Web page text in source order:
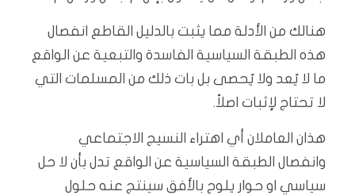
هنالك من الأدلة مما يثبت بالدليل القاطع انفصال
هذه الطبقة السياسية الفاسدة والتبعية عن الواقع
ما لا يُعد ولا يُحصى بل بات ذلك من المسلمات التي
لا تحتاج لإثبات اصلاً.
هذان العاملان أي اهتراء النسيج الاجتماعي
وانفصال الطبقة السياسية عن الواقع تدل بأن لا حل
سياسي او حوار يلوح بالأفق سينتج عنه حلول